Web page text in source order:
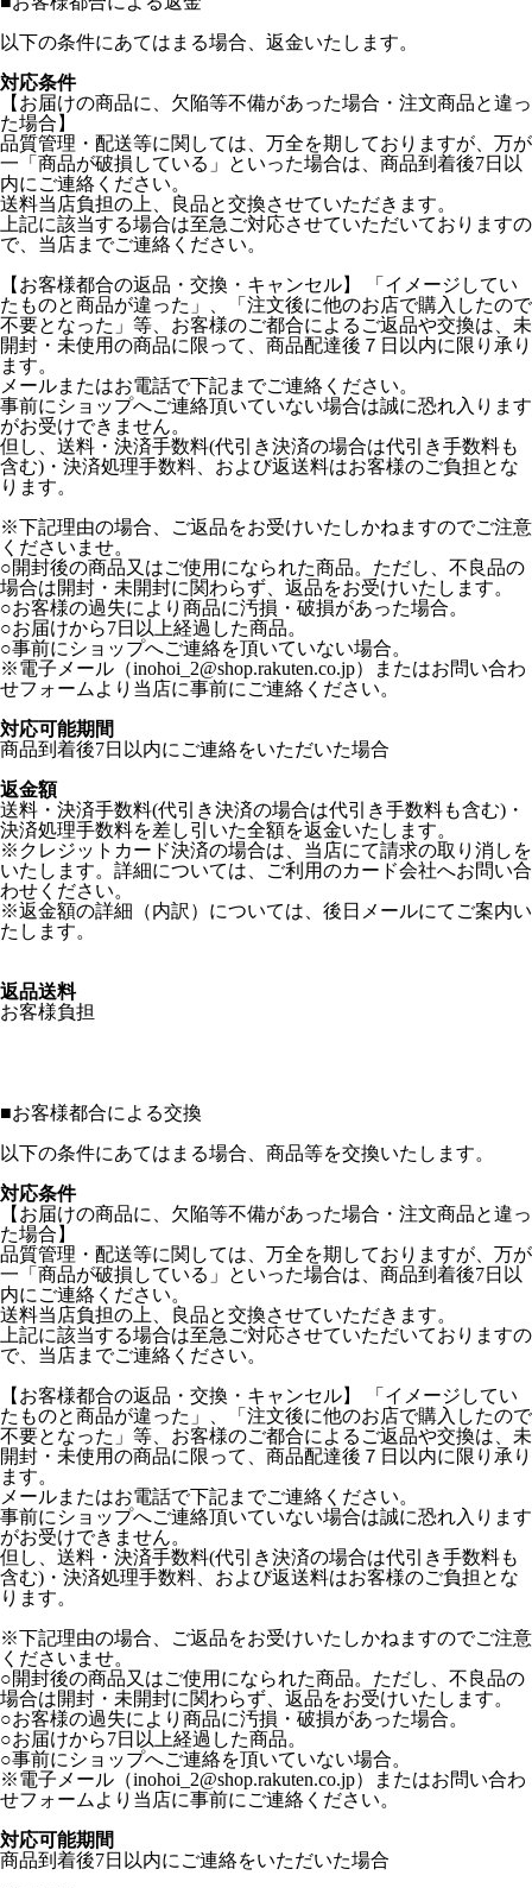
以下の条件にあてはまる場合、返金いたします。
対応条件
【お届けの商品に、欠陥等不備があった場合・注文商品と違っ
た場合】
品質管理・配送等に関しては、万全を期しておりますが、万が
一「商品が破損している」といった場合は、商品到着後7日以
内にご連絡ください。
送料当店負担の上、良品と交換させていただきます。
上記に該当する場合は至急ご対応させていただいておりますの
で、当店までご連絡ください。
【お客様都合の返品・交換・キャンセル】 「イメージしてい
たものと商品が違った」、「注文後に他のお店で購入したので
不要となった」等、お客様のご都合によるご返品や交換は、未
開封・未使用の商品に限って、商品配達後７日以内に限り承り
ます。
メールまたはお電話で下記までご連絡ください。
事前にショップへご連絡頂いていない場合は誠に恐れ入ります
がお受けできません。
但し、送料・決済手数料(代引き決済の場合は代引き手数料も
含む)・決済処理手数料、および返送料はお客様のご負担とな
ります。
※下記理由の場合、ご返品をお受けいたしかねますのでご注意
くださいませ。
○開封後の商品又はご使用になられた商品。ただし、不良品の
場合は開封・未開封に関わらず、返品をお受けいたします。
○お客様の過失により商品に汚損・破損があった場合。
○お届けから7日以上経過した商品。
○事前にショップへご連絡を頂いていない場合。
※電子メール（inohoi_2@shop.rakuten.co.jp）またはお問い合わ
せフォームより当店に事前にご連絡ください。
対応可能期間
商品到着後7日以内にご連絡をいただいた場合
返金額
送料・決済手数料(代引き決済の場合は代引き手数料も含む)・
決済処理手数料を差し引いた全額を返金いたします。
※クレジットカード決済の場合は、当店にて請求の取り消しを
いたします。詳細については、ご利用のカード会社へお問い合
わせください。
※返金額の詳細（内訳）については、後日メールにてご案内い
たします。
返品送料
お客様負担
■お客様都合による交換
以下の条件にあてはまる場合、商品等を交換いたします。
対応条件
【お届けの商品に、欠陥等不備があった場合・注文商品と違っ
た場合】
品質管理・配送等に関しては、万全を期しておりますが、万が
一「商品が破損している」といった場合は、商品到着後7日以
内にご連絡ください。
送料当店負担の上、良品と交換させていただきます。
上記に該当する場合は至急ご対応させていただいておりますの
で、当店までご連絡ください。
【お客様都合の返品・交換・キャンセル】 「イメージしてい
たものと商品が違った」、「注文後に他のお店で購入したので
不要となった」等、お客様のご都合によるご返品や交換は、未
開封・未使用の商品に限って、商品配達後７日以内に限り承り
ます。
メールまたはお電話で下記までご連絡ください。
事前にショップへご連絡頂いていない場合は誠に恐れ入ります
がお受けできません。
但し、送料・決済手数料(代引き決済の場合は代引き手数料も
含む)・決済処理手数料、および返送料はお客様のご負担とな
ります。
※下記理由の場合、ご返品をお受けいたしかねますのでご注意
くださいませ。
○開封後の商品又はご使用になられた商品。ただし、不良品の
場合は開封・未開封に関わらず、返品をお受けいたします。
○お客様の過失により商品に汚損・破損があった場合。
○お届けから7日以上経過した商品。
○事前にショップへご連絡を頂いていない場合。
※電子メール（inohoi_2@shop.rakuten.co.jp）またはお問い合わ
せフォームより当店に事前にご連絡ください。
対応可能期間
商品到着後7日以内にご連絡をいただいた場合